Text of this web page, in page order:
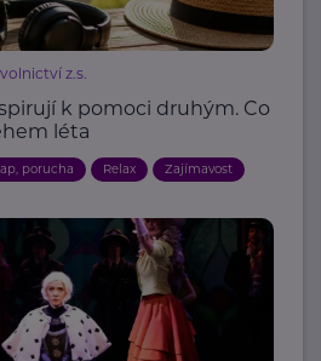
z.s.
k pomoci druhým. Co
léta
porucha Relax Zajímavost